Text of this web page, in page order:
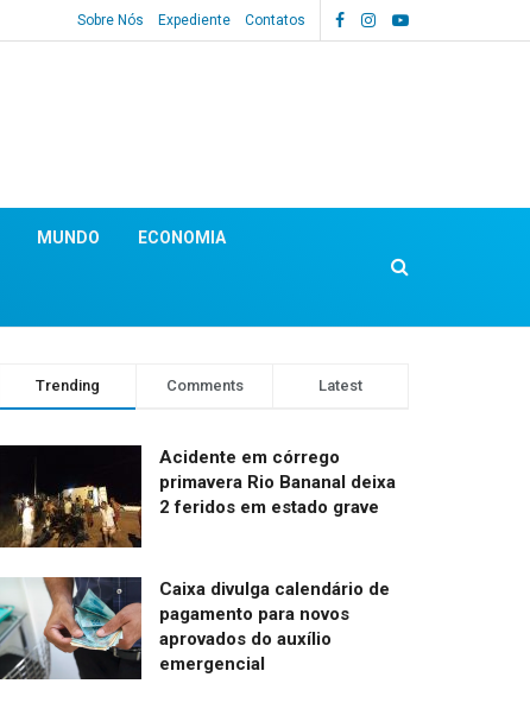
Sobre Nós Expediente Contatos
MUNDO ECONOMIA
Trending Comments Latest
Acidente em córrego
primavera Rio Bananal deixa
2 feridos em estado grave
Caixa divulga calendário de
pagamento para novos
aprovados do auxílio
emergencial